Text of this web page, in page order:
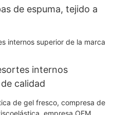
de espuma, tejido a
internos
calidad